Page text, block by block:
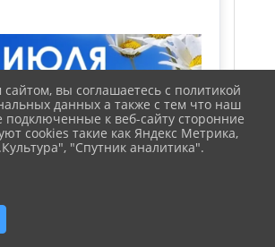
отмечается
вы соглашаетесь с политикой
данных а также с тем что наш
подключенные к веб-сайту сторонние
cookies такие как Яндекс Метрика,
"Спутник аналитика".